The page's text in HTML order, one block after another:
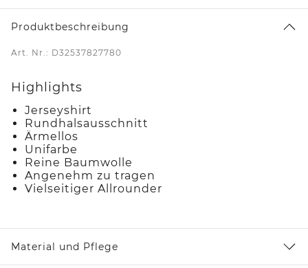
Produktbeschreibung
Art. Nr.: D32537827780
Highlights
Jerseyshirt
Rundhalsausschnitt
Ärmellos
Unifarbe
Reine Baumwolle
Angenehm zu tragen
Vielseitiger Allrounder
Material und Pflege